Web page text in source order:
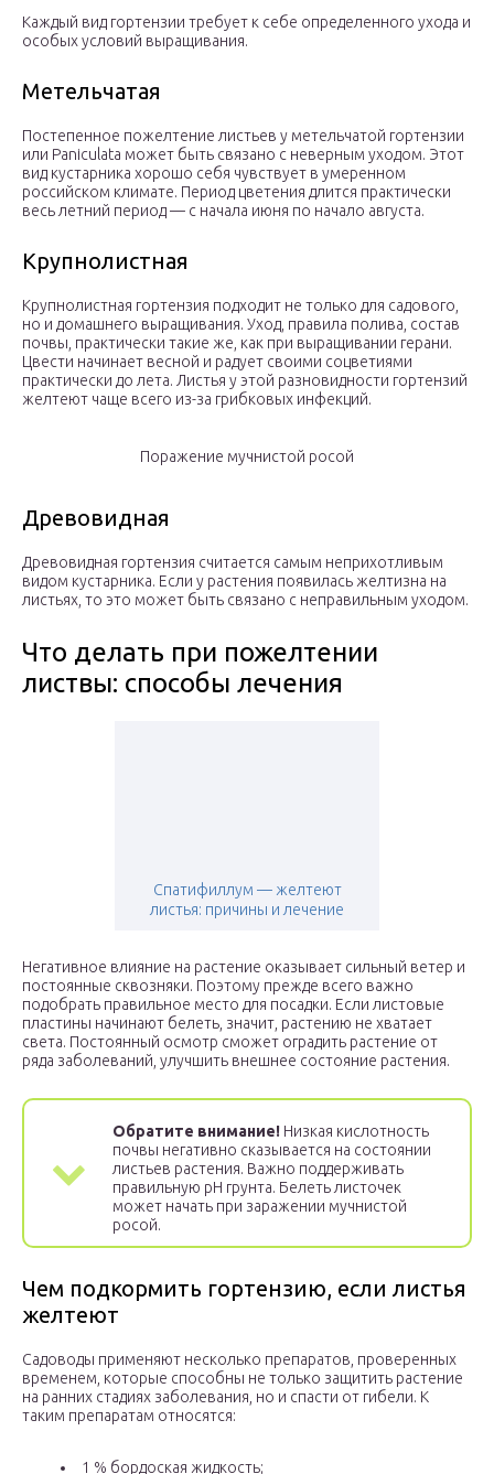
Каждый вид гортензии требует к себе определенного ухода и
особых условий выращивания.
Метельчатая
Постепенное пожелтение листьев у метельчатой гортензии
или Paniculata может быть связано с неверным уходом. Этот
вид кустарника хорошо себя чувствует в умеренном
российском климате. Период цветения длится практически
весь летний период — с начала июня по начало августа.
Крупнолистная
Крупнолистная гортензия подходит не только для садового,
но и домашнего выращивания. Уход, правила полива, состав
почвы, практически такие же, как при выращивании герани.
Цвести начинает весной и радует своими соцветиями
практически до лета. Листья у этой разновидности гортензий
желтеют чаще всего из-за грибковых инфекций.
Поражение мучнистой росой
Древовидная
Древовидная гортензия считается самым неприхотливым
видом кустарника. Если у растения появилась желтизна на
листьях, то это может быть связано с неправильным уходом.
Что делать при пожелтении
листвы: способы лечения
Спатифиллум — желтеют
листья: причины и лечение
Негативное влияние на растение оказывает сильный ветер и
постоянные сквозняки. Поэтому прежде всего важно
подобрать правильное место для посадки. Если листовые
пластины начинают белеть, значит, растению не хватает
света. Постоянный осмотр сможет оградить растение от
ряда заболеваний, улучшить внешнее состояние растения.
Обратите внимание! Низкая кислотность
почвы негативно сказывается на состоянии
листьев растения. Важно поддерживать
правильную рН грунта. Белеть листочек
может начать при заражении мучнистой
росой.
Чем подкормить гортензию, если листья
желтеют
Садоводы применяют несколько препаратов, проверенных
временем, которые способны не только защитить растение
на ранних стадиях заболевания, но и спасти от гибели. К
таким препаратам относятся:
1 % бордоская жидкость;